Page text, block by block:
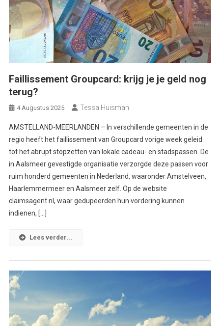
Faillissement Groupcard: krijg je je geld nog
terug?
4 Augustus 2025 Tessa Huisman
AMSTELLAND-MEERLANDEN – In verschillende gemeenten in de
regio heeft het faillissement van Groupcard vorige week geleid
tot het abrupt stopzetten van lokale cadeau- en stadspassen. De
in Aalsmeer gevestigde organisatie verzorgde deze passen voor
ruim honderd gemeenten in Nederland, waaronder Amstelveen,
Haarlemmermeer en Aalsmeer zelf. Op de website
claimsagent.nl, waar gedupeerden hun vordering kunnen
indienen, […]
Lees verder...